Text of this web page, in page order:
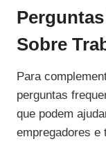
Sobre
Para
perguntas
que podem
empregadores e